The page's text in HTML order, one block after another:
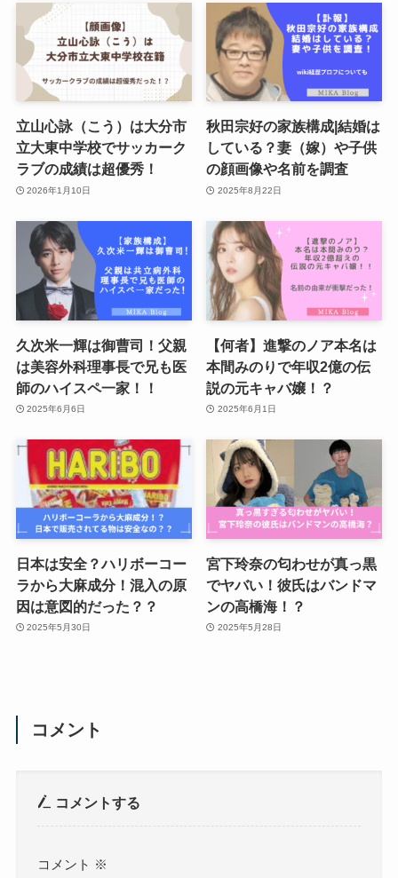
立山心詠（こう）は大分市
立大東中学校でサッカーク
ラブの成績は超優秀！
2026年1月10日
秋田宗好の家族構成|結婚は
している？妻（嫁）や子供
の顔画像や名前を調査
2025年8月22日
久次米一輝は御曹司！父親
は美容外科理事長で兄も医
師のハイスペ一家！！
2025年6月6日
【何者】進撃のノア本名は
本間みのりで年収2億の伝
説の元キャバ嬢！？
2025年6月1日
日本は安全？ハリボーコー
ラから大麻成分！混入の原
因は意図的だった？？
2025年5月30日
宮下玲奈の匂わせが真っ黒
でヤバい！彼氏はバンドマ
ンの高橋海！？
2025年5月28日
コメント
コメントする
コメント ※